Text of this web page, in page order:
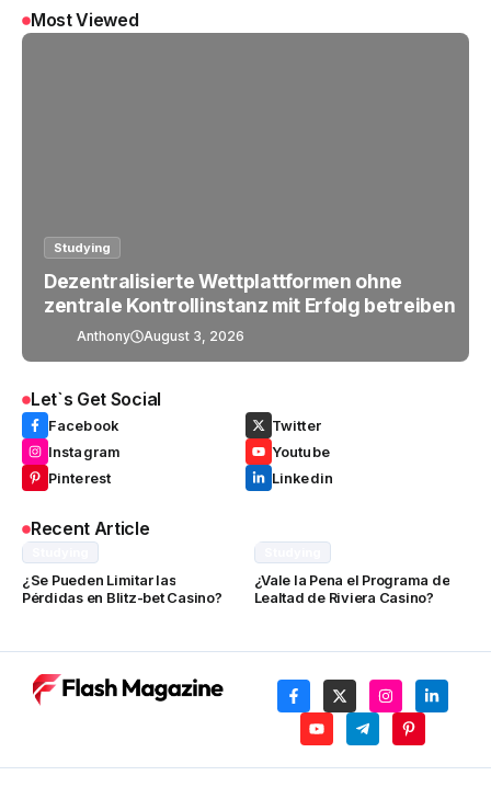
Most Viewed
Studying
Dezentralisierte Wettplattformen ohne
zentrale Kontrollinstanz mit Erfolg betreiben
Anthony August 3, 2026
Let`s Get Social
Facebook
Twitter
Instagram
Youtube
Pinterest
Linkedin
Recent Article
¿Se Pueden Limitar las
Pérdidas en Blitz-bet Casino?
¿Vale la Pena el Programa de
Lealtad de Riviera Casino?